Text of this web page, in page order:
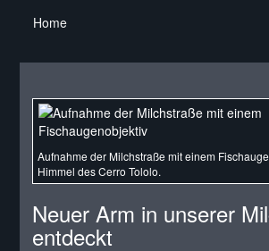
Home
Aufnahme der Milchstraße mit einem
Himmel des Cerro Tololo.
Neuer Arm in unserer
entdeckt